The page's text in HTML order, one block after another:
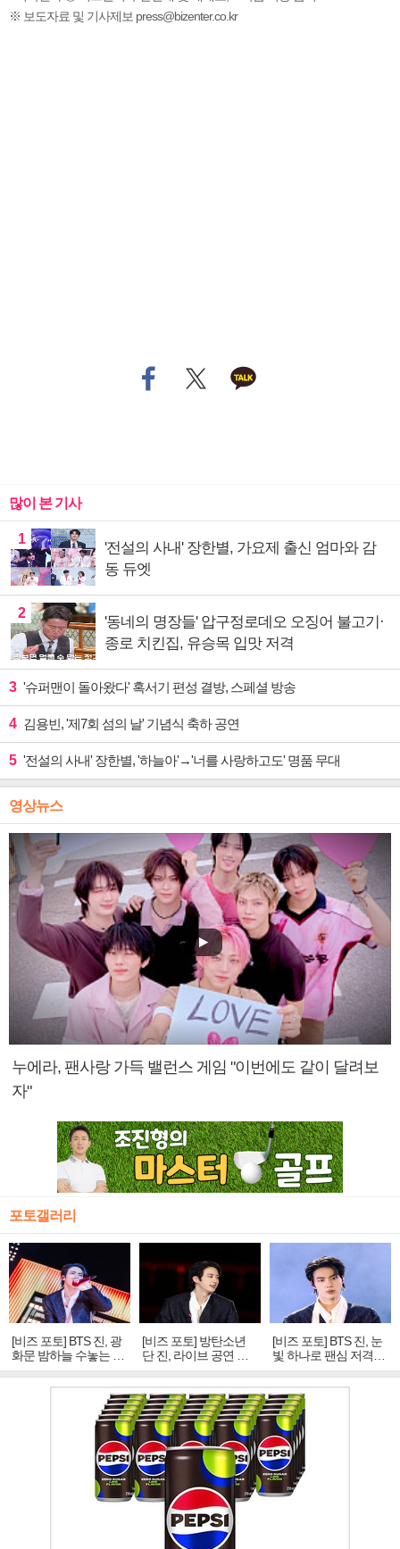
※ 보도자료 및 기사제보 press@bizenter.co.kr
많이 본 기사
1
'전설의 사내' 장한별, 가요제 출신 엄마와 감
동 듀엣
2
'동네의 명장들' 압구정로데오 오징어 불고기·
종로 치킨집, 유승목 입맛 저격
3 '슈퍼맨이 돌아왔다' 혹서기 편성 결방, 스페셜 방송
4 김용빈, '제7회 섬의 날' 기념식 축하 공연
5 '전설의 사내' 장한별, '하늘아'→'너를 사랑하고도' 명품 무대
영상뉴스
누에라, 팬사랑 가득 밸런스 게임 "이번에도 같이 달려보
자"
포토갤러리
[비즈 포토] BTS 진, 광
화문 밤하늘 수놓는 '비
주얼 킹'의 열창
[비즈 포토] 방탄소년
단 진, 라이브 공연 중
빛나는 독보적 아우라
[비즈 포토] BTS 진, 눈
빛 하나로 팬심 저격…
독보적 카리스마